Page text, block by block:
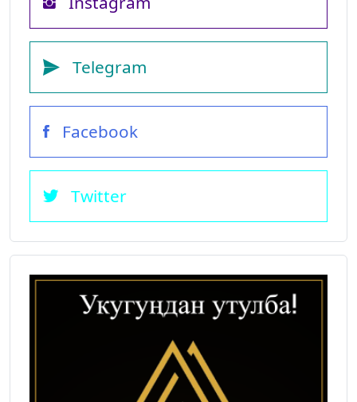
Telegram
Facebook
Twitter